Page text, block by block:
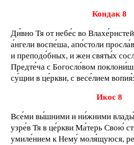
Кондак 8
Ди́вно Тя от небе́с во
а́нгели воспе́ша, апо́столи
и преподо́бных, и жен святы́х
Предте́ча с Богосло́вом
су́щии в це́ркви, с весе́лием
Икос 8
Все́ми вы́шними и ни́жними
узре́в Тя в це́ркви Ма́терь Свою́
умиле́нием к Нему́ моля́щуюся,